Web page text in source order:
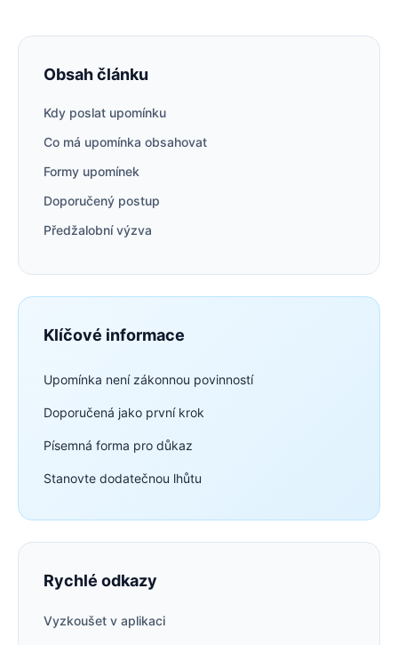
Obsah článku
Kdy poslat upomínku
Co má upomínka obsahovat
Formy upomínek
Doporučený postup
Předžalobní výzva
Klíčové informace
Upomínka není zákonnou povinností
Doporučená jako první krok
Písemná forma pro důkaz
Stanovte dodatečnou lhůtu
Rychlé odkazy
Vyzkoušet v aplikaci